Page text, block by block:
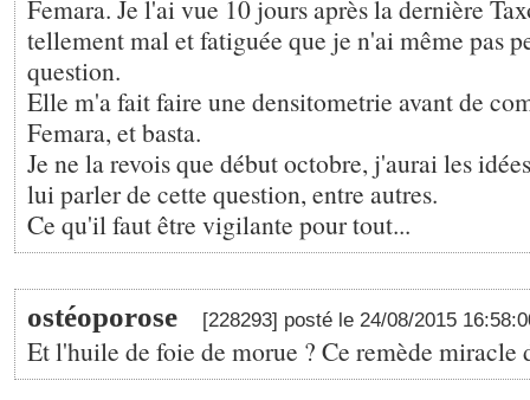
Femara. Je l'ai vue 10 jours après la dernière
tellement mal et fatiguée que je n'ai même pas
question.
Elle m'a fait faire une densitometrie avant de
Femara, et basta.
Je ne la revois que début octobre, j'aurai les
lui parler de cette question, entre autres.
Ce qu'il faut être vigilante pour tout...
ostéoporose [228293] posté le 24/08/2015
Et l'huile de foie de morue ? Ce remède miracle